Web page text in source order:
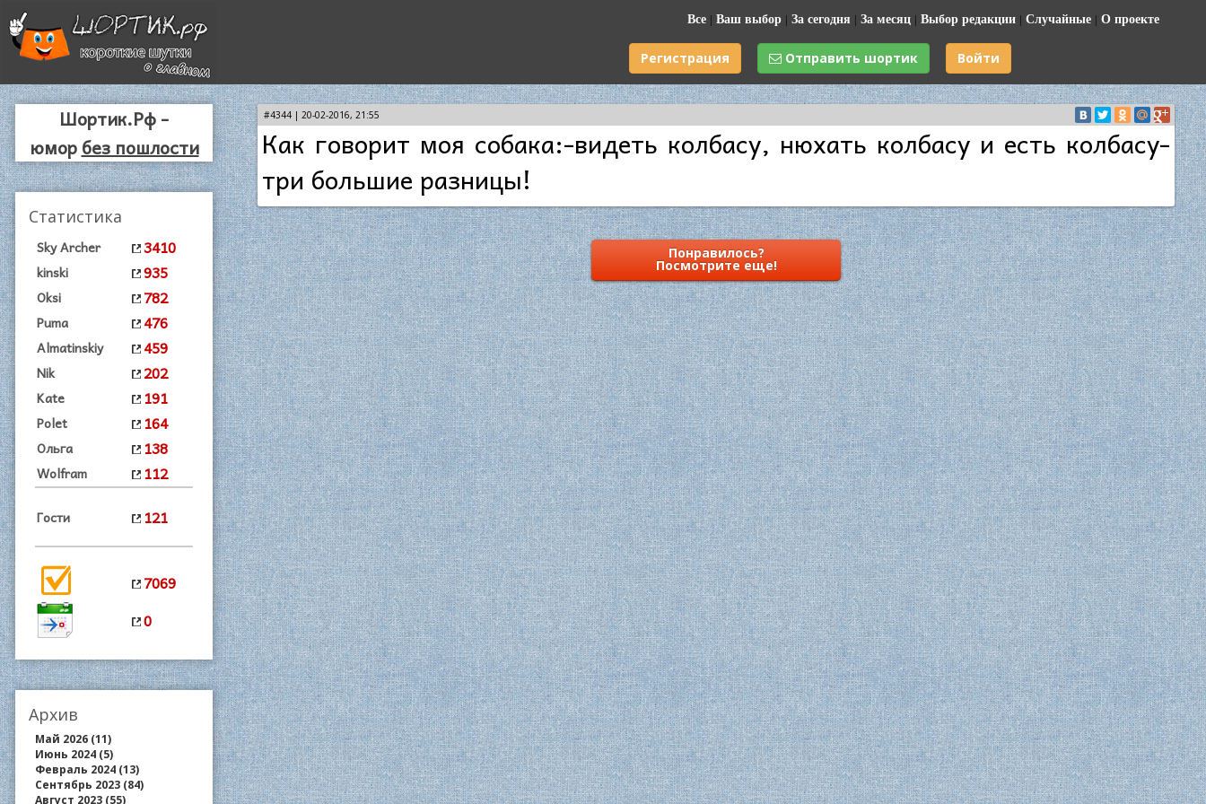
Все | Ваш выбор | За сегодня | За месяц | Выбор редакции | Случайные | О проекте
Регистрация Отправить шортик Войти
Шортик.Рф -
юморбез пошлости
Статистика
Sky Archer 3410
kinski 935
Oksi 782
Puma 476
Almatinskiy 459
Nik 202
Kate 191
Polet 164
Ольга 138
Wolfram 112
Гости 121
7069
0
Архив
Май 2026 (11)
Июнь 2024 (5)
Февраль 2024 (13)
Сентябрь 2023 (84)
Август 2023 (55)
#4344 | 20-02-2016, 21:55
Как говорит моя собака:-видеть колбасу, нюхать колбасу и есть колбасу-
три большие разницы!
Понравилось?
Посмотрите еще!